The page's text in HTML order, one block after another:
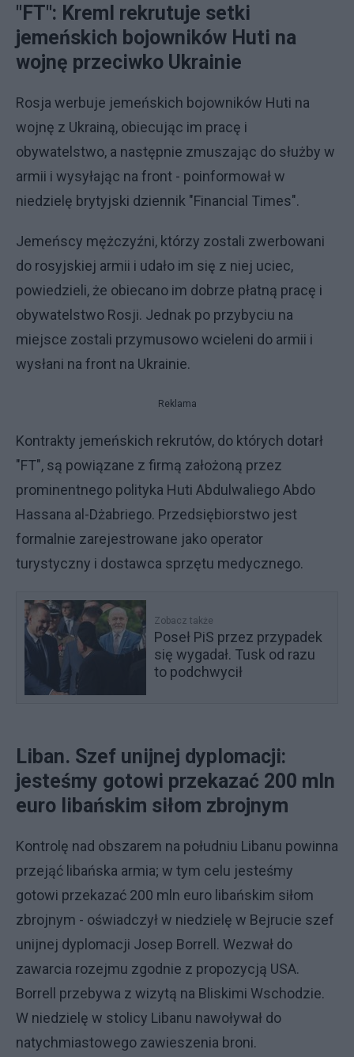
"FT": Kreml rekrutuje setki
jemeńskich bojowników Huti na
wojnę przeciwko Ukrainie
Rosja werbuje jemeńskich bojowników Huti na
wojnę z Ukrainą, obiecując im pracę i
obywatelstwo, a następnie zmuszając do służby w
armii i wysyłając na front - poinformował w
niedzielę brytyjski dziennik "Financial Times".
Jemeńscy mężczyźni, którzy zostali zwerbowani
do rosyjskiej armii i udało im się z niej uciec,
powiedzieli, że obiecano im dobrze płatną pracę i
obywatelstwo Rosji. Jednak po przybyciu na
miejsce zostali przymusowo wcieleni do armii i
wysłani na front na Ukrainie.
Reklama
Kontrakty jemeńskich rekrutów, do których dotarł
"FT", są powiązane z firmą założoną przez
prominentnego polityka Huti Abdulwaliego Abdo
Hassana al-Dżabriego. Przedsiębiorstwo jest
formalnie zarejestrowane jako operator
turystyczny i dostawca sprzętu medycznego.
Zobacz także
Poseł PiS przez przypadek
się wygadał. Tusk od razu
to podchwycił
Liban. Szef unijnej dyplomacji:
jesteśmy gotowi przekazać 200 mln
euro libańskim siłom zbrojnym
Kontrolę nad obszarem na południu Libanu powinna
przejąć libańska armia; w tym celu jesteśmy
gotowi przekazać 200 mln euro libańskim siłom
zbrojnym - oświadczył w niedzielę w Bejrucie szef
unijnej dyplomacji Josep Borrell. Wezwał do
zawarcia rozejmu zgodnie z propozycją USA.
Borrell przebywa z wizytą na Bliskimi Wschodzie.
W niedzielę w stolicy Libanu nawoływał do
natychmiastowego zawieszenia broni.